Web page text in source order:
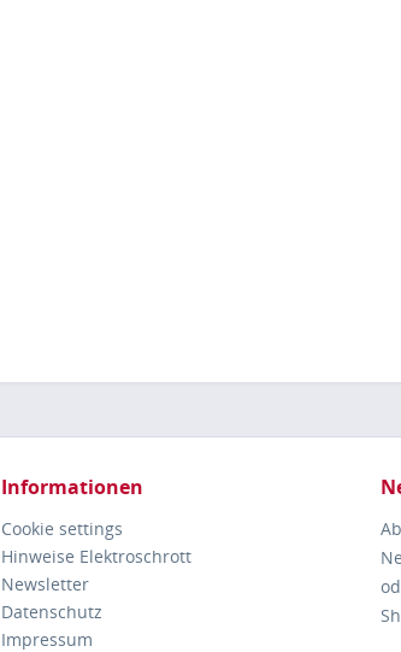
Informationen
Cookie settings
Hinweise Elektroschrott
Newsletter
Datenschutz
Impressum